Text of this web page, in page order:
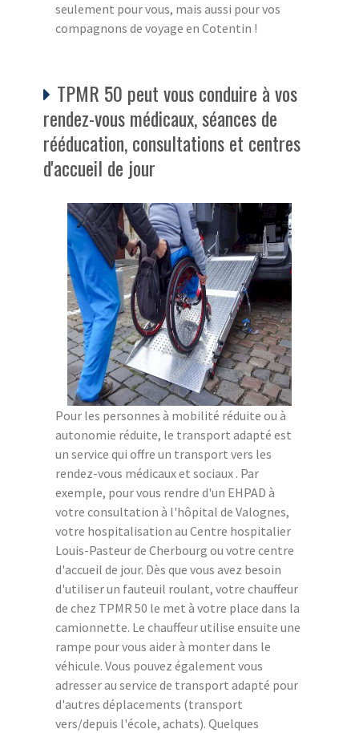
seulement pour vous, mais aussi pour vos
compagnons de voyage en Cotentin !
TPMR 50 peut vous conduire à vos
rendez-vous médicaux, séances de
rééducation, consultations et centres
d'accueil de jour
Pour les personnes à mobilité réduite ou à
autonomie réduite, le transport adapté est
un service qui offre un transport vers les
rendez-vous médicaux et sociaux . Par
exemple, pour vous rendre d'un EHPAD à
votre consultation à l'hôpital de Valognes,
votre hospitalisation au Centre hospitalier
Louis-Pasteur de Cherbourg ou votre centre
d'accueil de jour. Dès que vous avez besoin
d'utiliser un fauteuil roulant, votre chauffeur
de chez TPMR 50 le met à votre place dans la
camionnette. Le chauffeur utilise ensuite une
rampe pour vous aider à monter dans le
véhicule. Vous pouvez également vous
adresser au service de transport adapté pour
d'autres déplacements (transport
vers/depuis l'école, achats). Quelques